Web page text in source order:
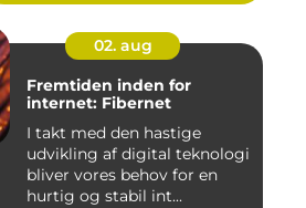
02. aug
Fremtiden inden for
internet: Fibernet
I takt med den hastige
udvikling af digital teknologi
bliver vores behov for en
hurtig og stabil int...